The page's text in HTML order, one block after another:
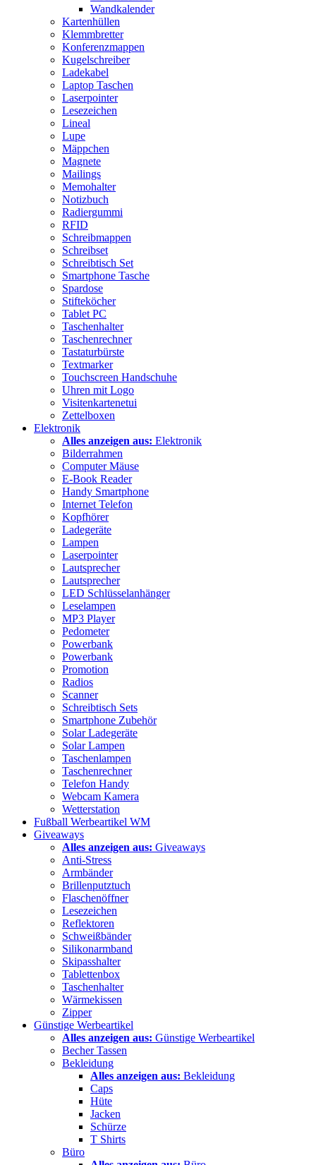
Wandkalender
Kartenhüllen
Klemmbretter
Konferenzmappen
Kugelschreiber
Ladekabel
Laptop Taschen
Laserpointer
Lesezeichen
Lineal
Lupe
Mäppchen
Magnete
Mailings
Memohalter
Notizbuch
Radiergummi
RFID
Schreibmappen
Schreibset
Schreibtisch Set
Smartphone Tasche
Spardose
Stifteköcher
Tablet PC
Taschenhalter
Taschenrechner
Tastaturbürste
Textmarker
Touchscreen Handschuhe
Uhren mit Logo
Visitenkartenetui
Zettelboxen
Elektronik
Alles anzeigen aus: Elektronik
Bilderrahmen
Computer Mäuse
E-Book Reader
Handy Smartphone
Internet Telefon
Kopfhörer
Ladegeräte
Lampen
Laserpointer
Lautsprecher
Lautsprecher
LED Schlüsselanhänger
Leselampen
MP3 Player
Pedometer
Powerbank
Powerbank
Promotion
Radios
Scanner
Schreibtisch Sets
Smartphone Zubehör
Solar Ladegeräte
Solar Lampen
Taschenlampen
Taschenrechner
Telefon Handy
Webcam Kamera
Wetterstation
Fußball Werbeartikel WM
Giveaways
Alles anzeigen aus: Giveaways
Anti-Stress
Armbänder
Brillenputztuch
Flaschenöffner
Lesezeichen
Reflektoren
Schweißbänder
Silikonarmband
Skipasshalter
Tablettenbox
Taschenhalter
Wärmekissen
Zipper
Günstige Werbeartikel
Alles anzeigen aus: Günstige Werbeartikel
Becher Tassen
Bekleidung
Alles anzeigen aus: Bekleidung
Caps
Hüte
Jacken
Schürze
T Shirts
Büro